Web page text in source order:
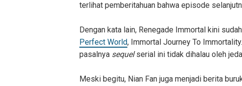
terlihat pemberitahuan bahwa episode
Dengan kata lain, Renegade Immortal kini
Perfect World, Immortal Journey To
pasalnya sequelserial ini tidak dihalau oleh
Meski begitu, Nian Fan juga menjadi berita